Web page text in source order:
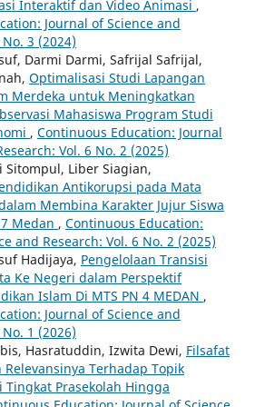
Interaktif dan Video Animasi ,
Journal of Science and
3 (2024)
Darmi Darmi, Safrijal Safrijal,
Optimalisasi Studi Lapangan
Merdeka untuk Meningkatkan
Mahasiswa Program Studi
, Continuous Education: Journal
Vol. 6 No. 2 (2025)
Sitompul, Liber Siagian,
Antikorupsi pada Mata
Membina Karakter Jujur Siswa
Medan , Continuous Education:
and Research: Vol. 6 No. 2 (2025)
Hadijaya, Pengelolaan Transisi
Ke Negeri dalam Perspektif
Islam Di MTS PN 4 MEDAN ,
Journal of Science and
1 (2026)
Hasratuddin, Izwita Dewi, Filsafat
Terhadap Topik
Tingkat Prasekolah Hingga